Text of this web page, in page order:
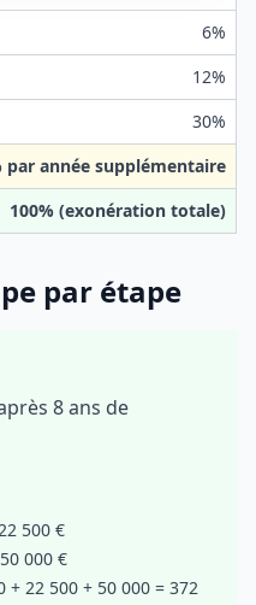
6%
12%
30%
par année supplémentaire
100% (exonération totale)
par étape
8 ans de
500 €
50 000 €
+ 22 500 + 50 000 = 372